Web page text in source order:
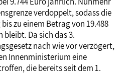
verdoppelt, sodass die
zu einem Betrag von 19.488
Da sich das 3.
nach wie vor verzögert,
Innenministerium eine
die bereits seit dem 1.